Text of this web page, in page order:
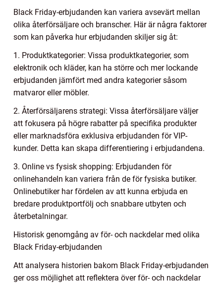
Black Friday-erbjudanden kan variera avsevärt mellan
olika återförsäljare och branscher. Här är några faktorer
som kan påverka hur erbjudanden skiljer sig åt:
1. Produktkategorier: Vissa produktkategorier, som
elektronik och kläder, kan ha större och mer lockande
erbjudanden jämfört med andra kategorier såsom
matvaror eller möbler.
2. Återförsäljarens strategi: Vissa återförsäljare väljer
att fokusera på högre rabatter på specifika produkter
eller marknadsföra exklusiva erbjudanden för VIP-
kunder. Detta kan skapa differentiering i erbjudandena.
3. Online vs fysisk shopping: Erbjudanden för
onlinehandeln kan variera från de för fysiska butiker.
Onlinebutiker har fördelen av att kunna erbjuda en
bredare produktportfölj och snabbare utbyten och
återbetalningar.
Historisk genomgång av för- och nackdelar med olika
Black Friday-erbjudanden
Att analysera historien bakom Black Friday-erbjudanden
ger oss möjlighet att reflektera över för- och nackdelar